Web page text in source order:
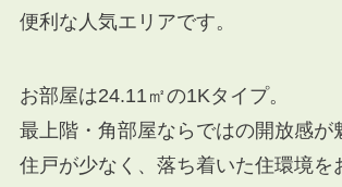
便利な人気エリアです。
お部屋は24.11㎡の1Kタイプ。
最上階・角部屋ならではの開放感が
住戸が少なく、落ち着いた住環境を